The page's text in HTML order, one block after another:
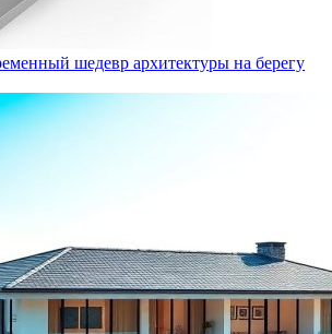
шедевр архитектуры на берегу